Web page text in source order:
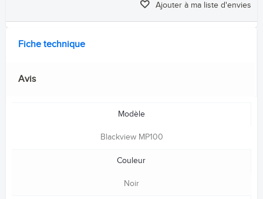
Ajouter à ma liste d'envies
Fiche technique
Avis
Modèle
Blackview MP100
Couleur
Noir